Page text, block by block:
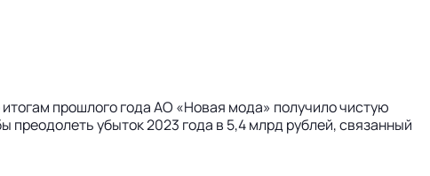
прошлого года АО «Новая мода» получило чистую
преодолеть убыток 2023 года в 5,4 млрд рублей, связанный